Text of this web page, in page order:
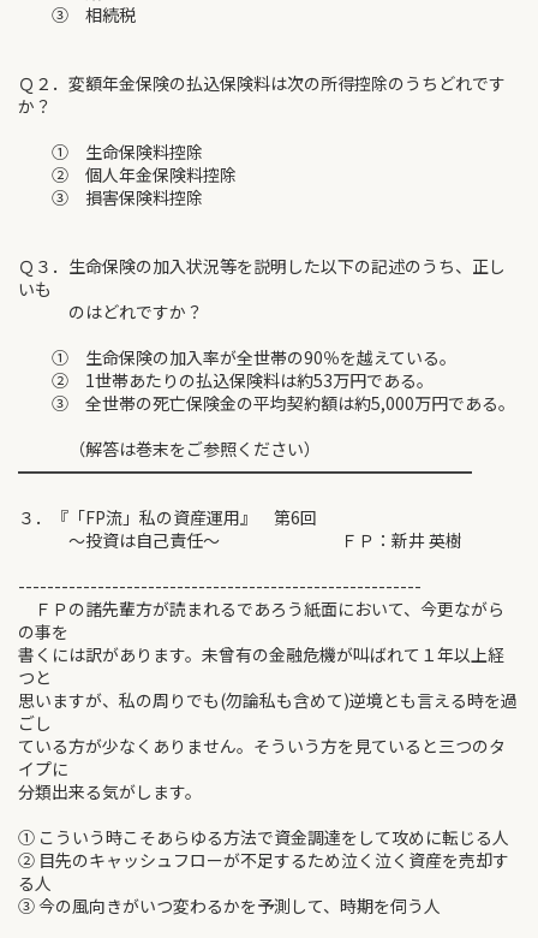
③ 相続税
Ｑ２．変額年金保険の払込保険料は次の所得控除のうちどれです
か？
① 生命保険料控除
② 個人年金保険料控除
③ 損害保険料控除
Ｑ３．生命保険の加入状況等を説明した以下の記述のうち、正し
いも
のはどれですか？
① 生命保険の加入率が全世帯の90％を越えている。
② 1世帯あたりの払込保険料は約53万円である。
③ 全世帯の死亡保険金の平均契約額は約5,000万円である。
（解答は巻末をご参照ください）
━━━━━━━━━━━━━━━━━━━━━━━━━━━
３．『「FP流」私の資産運用』 第6回
～投資は自己責任～ ＦＰ：新井 英樹
--------------------------------------------------------
ＦＰの諸先輩方が読まれるであろう紙面において、今更ながら
の事を
書くには訳があります。未曾有の金融危機が叫ばれて１年以上経
つと
思いますが、私の周りでも(勿論私も含めて)逆境とも言える時を過
ごし
ている方が少なくありません。そういう方を見ていると三つのタ
イプに
分類出来る気がします。
① こういう時こそあらゆる方法で資金調達をして攻めに転じる人
② 目先のキャッシュフローが不足するため泣く泣く資産を売却す
る人
③ 今の風向きがいつ変わるかを予測して、時期を伺う人